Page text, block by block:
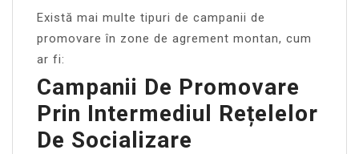
Există mai multe tipuri de campanii de
promovare în zone de agrement montan, cum
ar fi:
Campanii De Promovare
Prin Intermediul Rețelelor
De Socializare